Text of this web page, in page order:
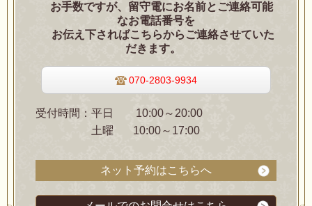
お手数ですが、留守電にお名前とご連絡可能
なお電話番号を
お伝え下さればこちらからご連絡させていた
だきます。
070-2803-9934
受付時間：平日 10:00～20:00
土曜 10:00～17:00
ネット予約はこちらへ